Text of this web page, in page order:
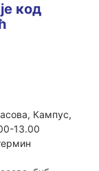
код
Кампус,
13.00